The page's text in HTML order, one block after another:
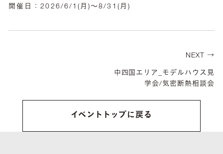
開催日：2026/6/1(月)～8/31(月)
NEXT →
中四国エリア_モデルハウス見
学会/気密断熱相談会
イベントトップに戻る